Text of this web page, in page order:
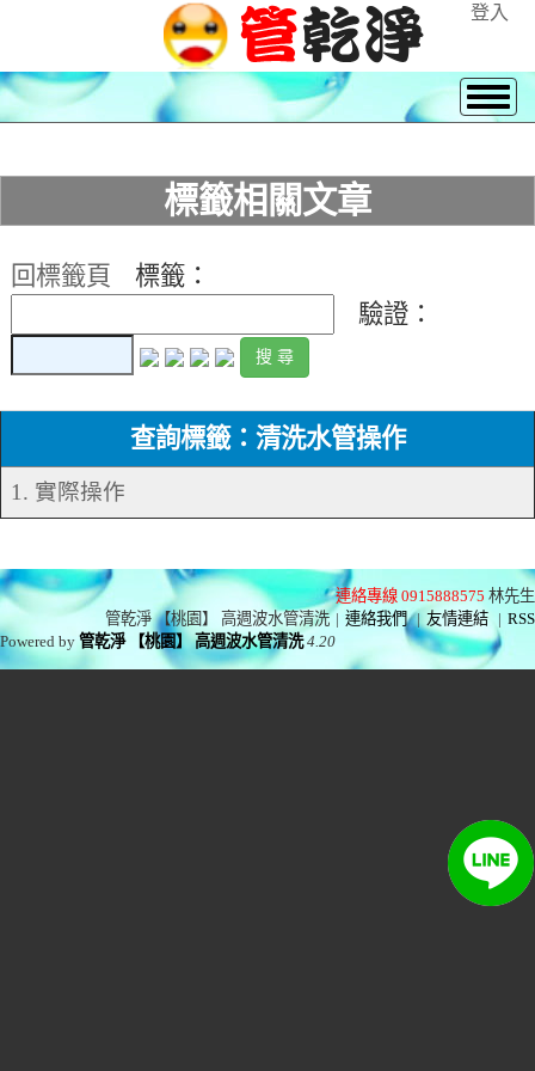
登入
標籤相關文章
回標籤頁
標籤：
驗證：
查詢標籤：清洗水管操作
1. 實際操作
連絡專線 0915888575 林先生
管乾淨 【桃園】 高週波水管清洗 | 連絡我們 | 友情連結 | RSS
Powered by管乾淨 【桃園】 高週波水管清洗 4.20